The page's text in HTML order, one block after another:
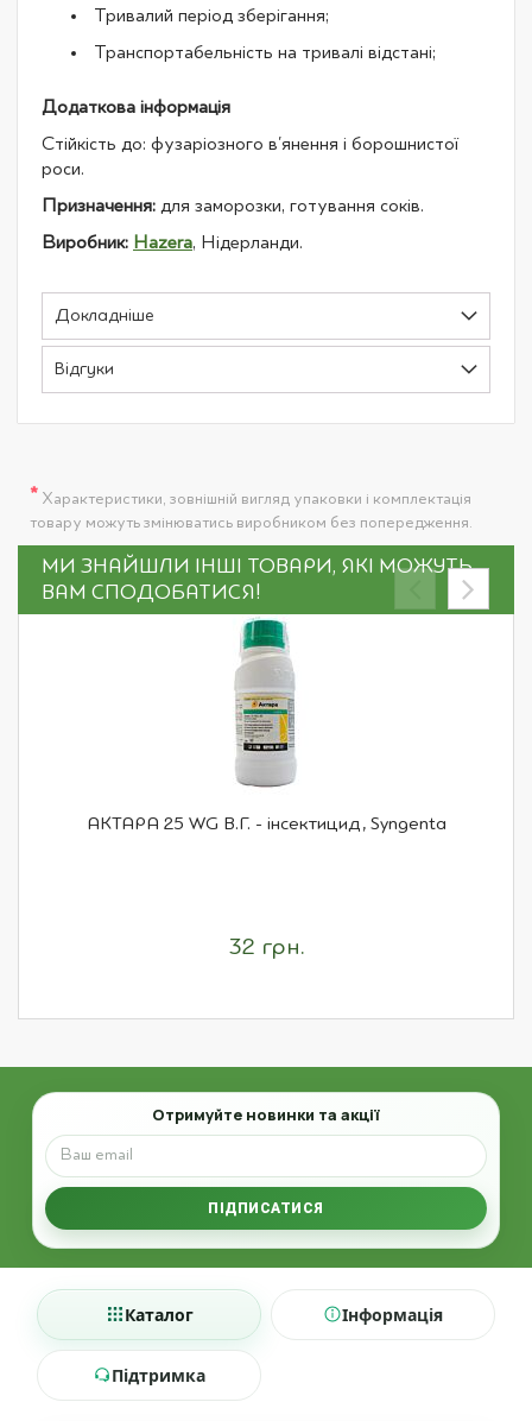
Тривалий період зберігання;
Транспортабельність на тривалі відстані;
Додаткова інформація
Стійкість до: фузаріозного в'янення і борошнистої
роси.
Призначення: для заморозки, готування соків.
Виробник: Hazera, Нідерланди.
Докладніше
Відгуки
* Характеристики, зовнішній вигляд упаковки і комплектація
товару можуть змінюватись виробником без попередження.
МИ ЗНАЙШЛИ ІНШІ ТОВАРИ, ЯКІ МОЖУТЬ
ВАМ СПОДОБАТИСЯ!
АКТАРА 25 WG В.Г. - інсектицид, Syngenta
32 грн.
Email
Отримуйте новинки та акції
ПІДПИСАТИСЯ
Каталог Інформація
Підтримка